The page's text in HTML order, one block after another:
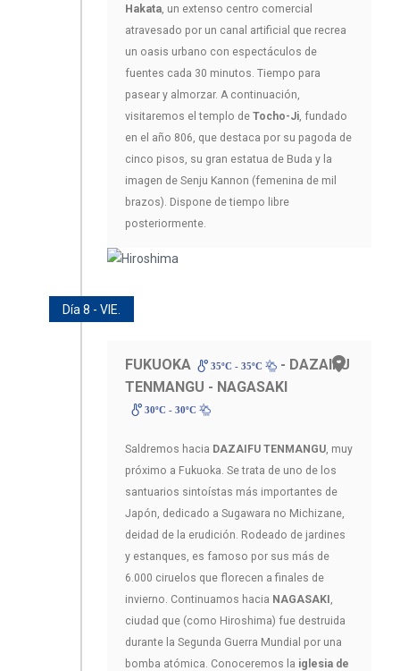
Hakata, un extenso centro comercial
atravesado por un canal artificial que recrea
un oasis urbano con espectáculos de
fuentes cada 30 minutos. Tiempo para
pasear y almorzar. A continuación,
visitaremos el templo de Tocho-Ji, fundado
en el año 806, que destaca por su pagoda de
cinco pisos, su gran estatua de Buda y la
imagen de Senju Kannon (femenina de mil
brazos). Dispone de tiempo libre
posteriormente.
Día 8 - VIE.
FUKUOKA 35ºC - 35ºC
- DAZAIFU
TENMANGU - NAGASAKI
30ºC - 30ºC
Saldremos hacia DAZAIFU TENMANGU, muy
próximo a Fukuoka. Se trata de uno de los
santuarios sintoístas más importantes de
Japón, dedicado a Sugawara no Michizane,
deidad de la erudición. Rodeado de jardines
y estanques, es famoso por sus más de
6.000 ciruelos que florecen a finales de
invierno. Continuamos hacia NAGASAKI,
ciudad que (como Hiroshima) fue destruida
durante la Segunda Guerra Mundial por una
bomba atómica. Conoceremos la iglesia de